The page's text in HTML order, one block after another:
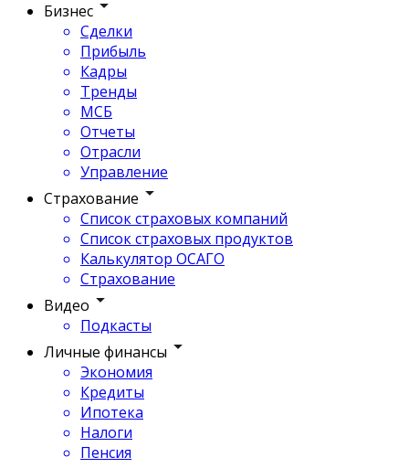
Бизнес
Сделки
Прибыль
Кадры
Тренды
МСБ
Отчеты
Отрасли
Управление
Страхование
Список страховых компаний
Список страховых продуктов
Калькулятор ОСАГО
Страхование
Видео
Подкасты
Личные финансы
Экономия
Кредиты
Ипотека
Налоги
Пенсия